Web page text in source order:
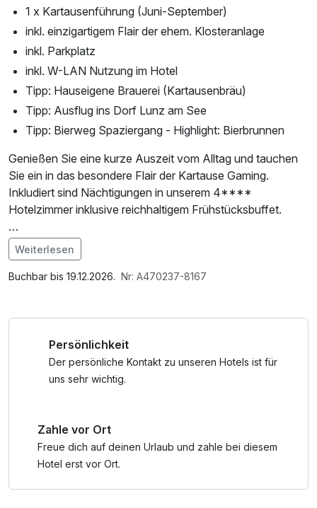
1 x Kartausenführung (Juni-September)
inkl. einzigartigem Flair der ehem. Klosteranlage
inkl. Parkplatz
inkl. W-LAN Nutzung im Hotel
Tipp: Hauseigene Brauerei (Kartausenbräu)
Tipp: Ausflug ins Dorf Lunz am See
Tipp: Bierweg Spaziergang - Highlight: Bierbrunnen
Genießen Sie eine kurze Auszeit vom Alltag und tauchen
Sie ein in das besondere Flair der Kartause Gaming.
Inkludiert sind Nächtigungen in unserem 4****
Hotelzimmer inklusive reichhaltigem Frühstücksbuffet.
Von Juni - September haben Sie täglich um 11:00 Uhr
(außer Samstags) die Möglichkeit an einer für Sie
kostenlosen Kartausenführung teilzunehmen.
Anschließend lassen Sie sich von unserem tollen
Kartausenrestaurant kulinarisch verwöhnen und genießen
Wir freuen uns sehr auf Ihren Besuch!
Im Angebot enthalten
Parkplatz, W-LAN Nutzung / Internetnutzung
Weiterlesen
Buchbar bis 19.12.2026. Nr: A470237-8167
Persönlichkeit
Der persönliche Kontakt zu unseren Hotels ist für
uns sehr wichtig.
Zahle vor Ort
Freue dich auf deinen Urlaub und zahle bei diesem
Hotel erst vor Ort.